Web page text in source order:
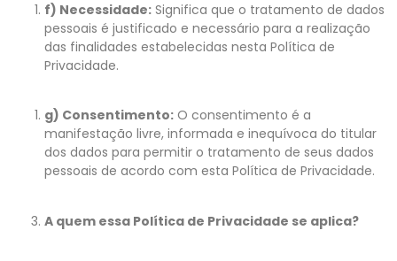
f) Necessidade: Significa que o tratamento de dados
pessoais é justificado e necessário para a realização
das finalidades estabelecidas nesta Política de
Privacidade.
g) Consentimento: O consentimento é a
manifestação livre, informada e inequívoca do titular
dos dados para permitir o tratamento de seus dados
pessoais de acordo com esta Política de Privacidade.
A quem essa Política de Privacidade se aplica?